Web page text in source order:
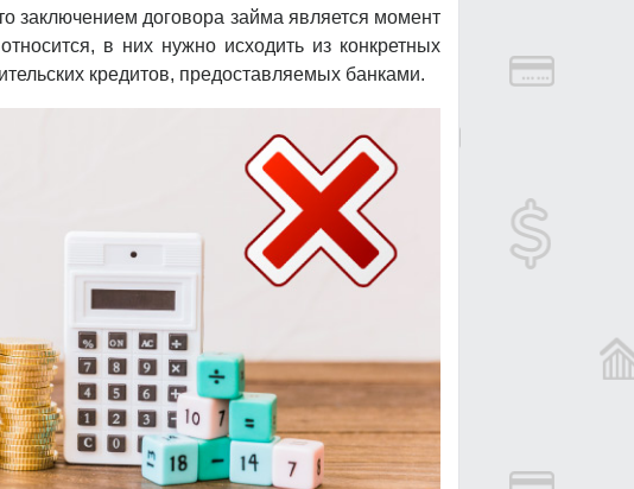
заключением договора займа является момент
в них нужно исходить из конкретных
кредитов, предоставляемых банками.